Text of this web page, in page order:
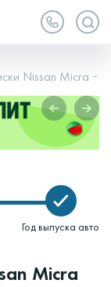
Nissan Micra
Год выпуска авто
Micra